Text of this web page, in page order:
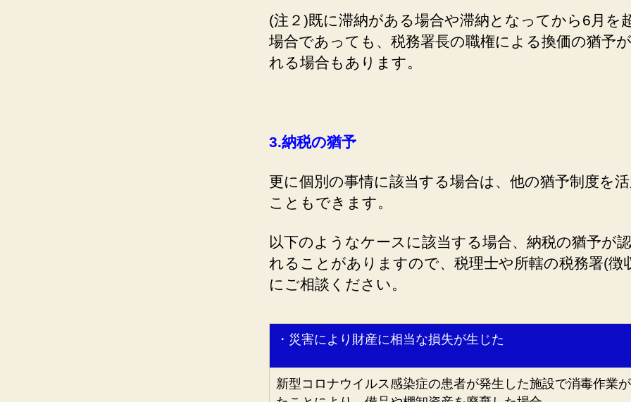
(注２)既に滞納がある場合や滞納となってから6月を
場合であっても、税務署長の職権による換価の猶予
れる場合もあります。
3.納税の猶予
更に個別の事情に該当する場合は、他の猶予制度を
こともできます。
以下のようなケースに該当する場合、納税の猶予が
れることがありますので、税理士や所轄の税務署(徴
にご相談ください。
・災害により財産に相当な損失が生じた
新型コロナウイルス感染症の患者が発生した施設で消毒作業